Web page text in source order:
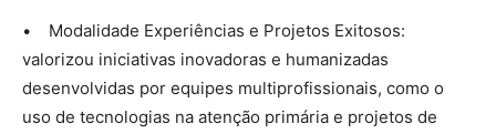
• Modalidade Experiências e Projetos Exitosos:
valorizou iniciativas inovadoras e humanizadas
desenvolvidas por equipes multiprofissionais, como o
uso de tecnologias na atenção primária e projetos de